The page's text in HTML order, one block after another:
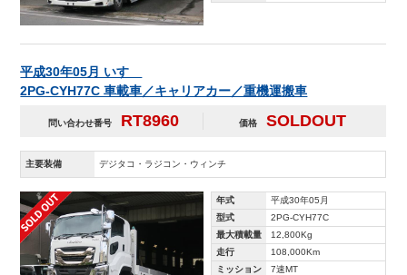
平成30年05月 いすゞ
2PG-CYH77C 車載車／キャリアカー／重機運搬車
問い合わせ番号 RT8960 価格 SOLDOUT
主要装備 デジタコ・ラジコン・ウィンチ
年式
平成30年05月
型式
2PG-CYH77C
最大積載量
12,800Kg
走行
108,000Km
ミッション
7速MT